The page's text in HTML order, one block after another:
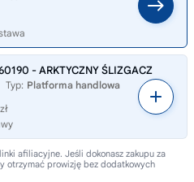
- ARKTYCZNY ŚLIZGACZ
Typ: Platforma handlowa
zł
afiliacyjne. Jeśli dokonasz zakupu za
otrzymać prowizję bez dodatkowych